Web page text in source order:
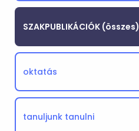
SZAKPUBLIKÁCIÓK (összes)
oktatás
tanuljunk tanulni